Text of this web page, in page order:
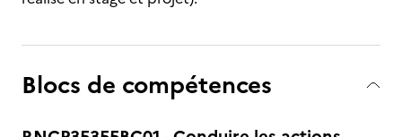
Blocs de compétences